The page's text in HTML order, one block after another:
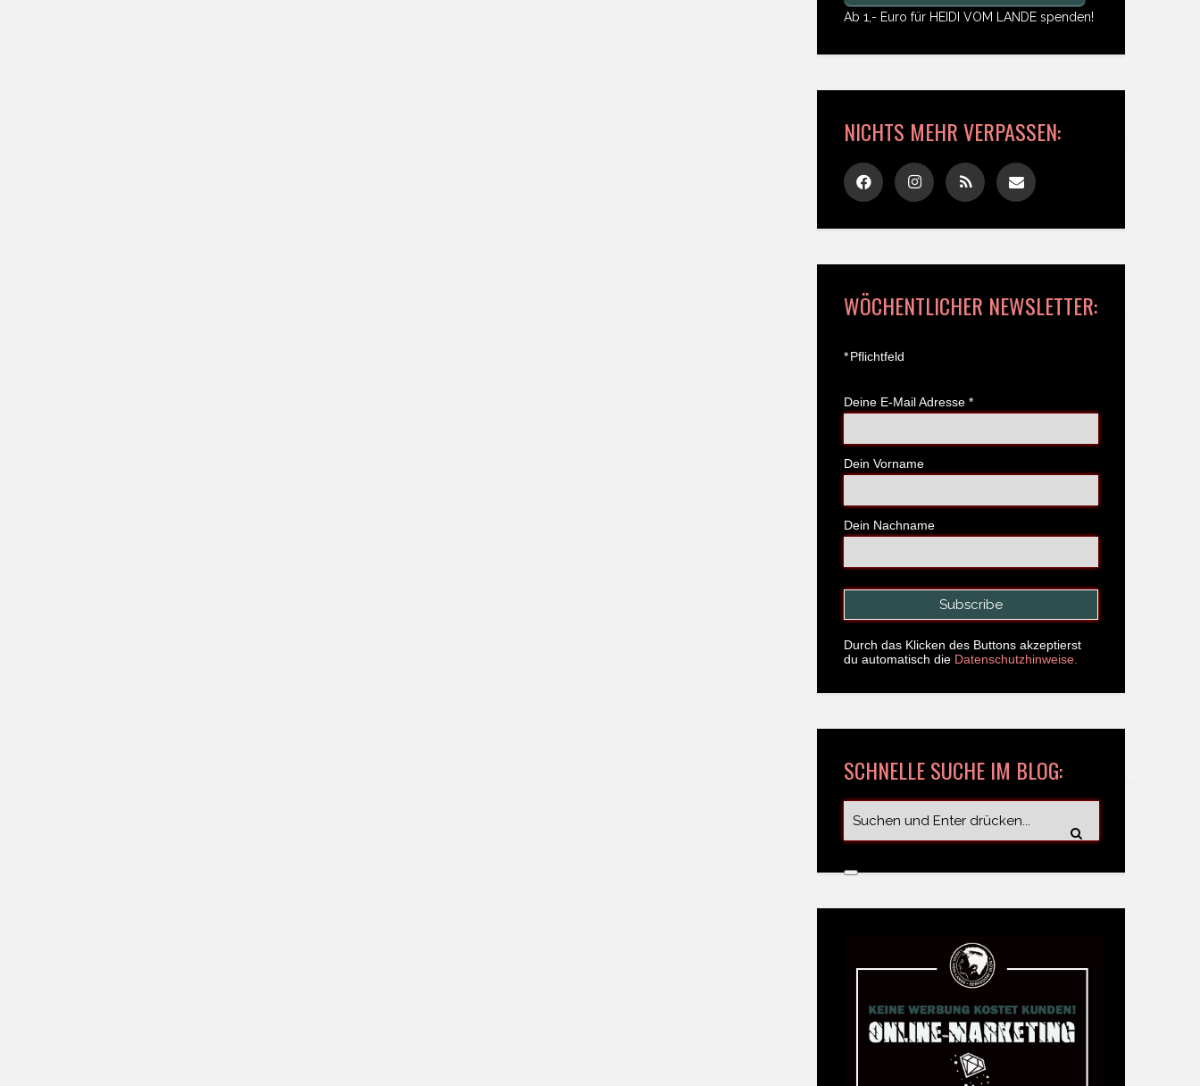
Ab 1,- Euro für HEIDI VOM LANDE spenden!
NICHTS MEHR VERPASSEN:
WÖCHENTLICHER NEWSLETTER:
*Pflichtfeld
Deine E-Mail Adresse *
Dein Vorname
Dein Nachname
Durch das Klicken des Buttons akzeptierst
du automatisch die Datenschutzhinweise.
SCHNELLE SUCHE IM BLOG: